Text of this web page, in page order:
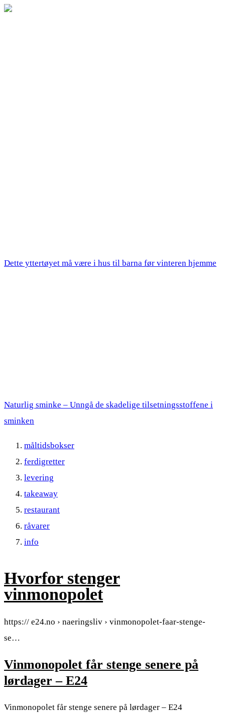
Dette yttertøyet må være i hus til barna før vinteren hjemme
Naturlig sminke – Unngå de skadelige tilsetningsstoffene i
sminken
måltidsbokser
ferdigretter
levering
takeaway
restaurant
råvarer
info
Hvorfor stenger
vinmonopolet
https:// e24.no › naeringsliv › vinmonopolet-faar-stenge-
se…
Vinmonopolet får stenge senere på
lørdager – E24
Vinmonopolet får stenge senere på lørdager – E24